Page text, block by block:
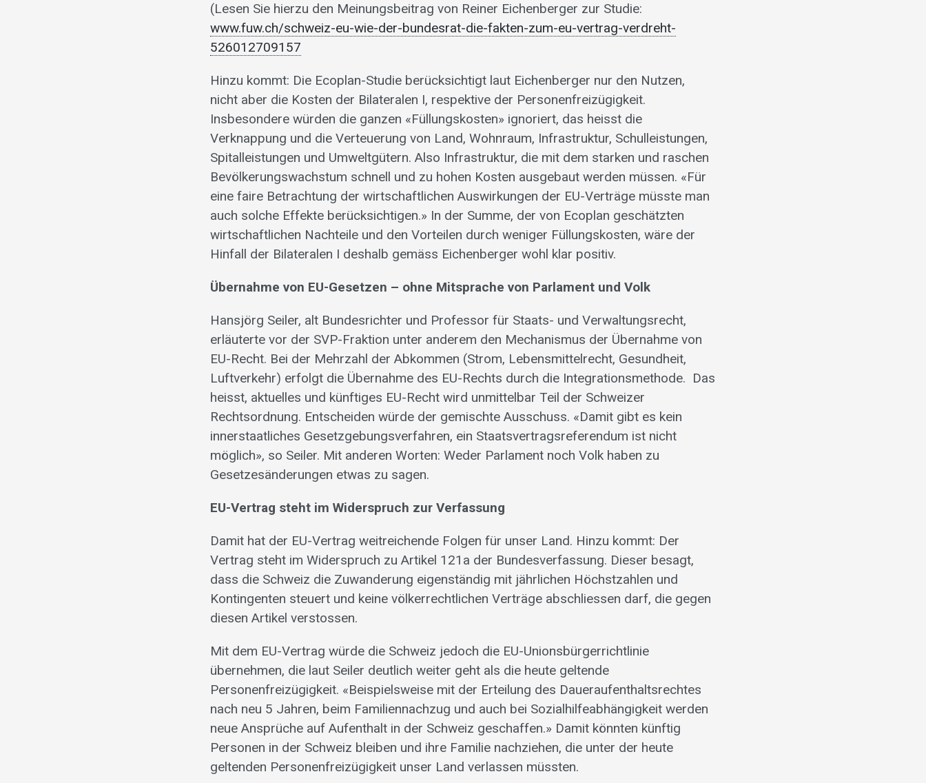
(Lesen Sie hierzu den Meinungsbeitrag von Reiner Eichenberger zur Studie:
www.fuw.ch/schweiz-eu-wie-der-bundesrat-die-fakten-zum-eu-vertrag-verdreht-
526012709157
Hinzu kommt: Die Ecoplan-Studie berücksichtigt laut Eichenberger nur den Nutzen,
nicht aber die Kosten der Bilateralen I, respektive der Personenfreizügigkeit.
Insbesondere würden die ganzen «Füllungskosten» ignoriert, das heisst die
Verknappung und die Verteuerung von Land, Wohnraum, Infrastruktur, Schulleistungen,
Spitalleistungen und Umweltgütern. Also Infrastruktur, die mit dem starken und raschen
Bevölkerungswachstum schnell und zu hohen Kosten ausgebaut werden müssen. «Für
eine faire Betrachtung der wirtschaftlichen Auswirkungen der EU-Verträge müsste man
auch solche Effekte berücksichtigen.» In der Summe, der von Ecoplan geschätzten
wirtschaftlichen Nachteile und den Vorteilen durch weniger Füllungskosten, wäre der
Hinfall der Bilateralen I deshalb gemäss Eichenberger wohl klar positiv.
Übernahme von EU-Gesetzen – ohne Mitsprache von Parlament und Volk
Hansjörg Seiler, alt Bundesrichter und Professor für Staats- und Verwaltungsrecht,
erläuterte vor der SVP-Fraktion unter anderem den Mechanismus der Übernahme von
EU-Recht. Bei der Mehrzahl der Abkommen (Strom, Lebensmittelrecht, Gesundheit,
Luftverkehr) erfolgt die Übernahme des EU-Rechts durch die Integrationsmethode. Das
heisst, aktuelles und künftiges EU-Recht wird unmittelbar Teil der Schweizer
Rechtsordnung. Entscheiden würde der gemischte Ausschuss. «Damit gibt es kein
innerstaatliches Gesetzgebungsverfahren, ein Staatsvertragsreferendum ist nicht
möglich», so Seiler. Mit anderen Worten: Weder Parlament noch Volk haben zu
Gesetzesänderungen etwas zu sagen.
EU-Vertrag steht im Widerspruch zur Verfassung
Damit hat der EU-Vertrag weitreichende Folgen für unser Land. Hinzu kommt: Der
Vertrag steht im Widerspruch zu Artikel 121a der Bundesverfassung. Dieser besagt,
dass die Schweiz die Zuwanderung eigenständig mit jährlichen Höchstzahlen und
Kontingenten steuert und keine völkerrechtlichen Verträge abschliessen darf, die gegen
diesen Artikel verstossen.
Mit dem EU-Vertrag würde die Schweiz jedoch die EU-Unionsbürgerrichtlinie
übernehmen, die laut Seiler deutlich weiter geht als die heute geltende
Personenfreizügigkeit. «Beispielsweise mit der Erteilung des Daueraufenthaltsrechtes
nach neu 5 Jahren, beim Familiennachzug und auch bei Sozialhilfeabhängigkeit werden
neue Ansprüche auf Aufenthalt in der Schweiz geschaffen.» Damit könnten künftig
Personen in der Schweiz bleiben und ihre Familie nachziehen, die unter der heute
geltenden Personenfreizügigkeit unser Land verlassen müssten.